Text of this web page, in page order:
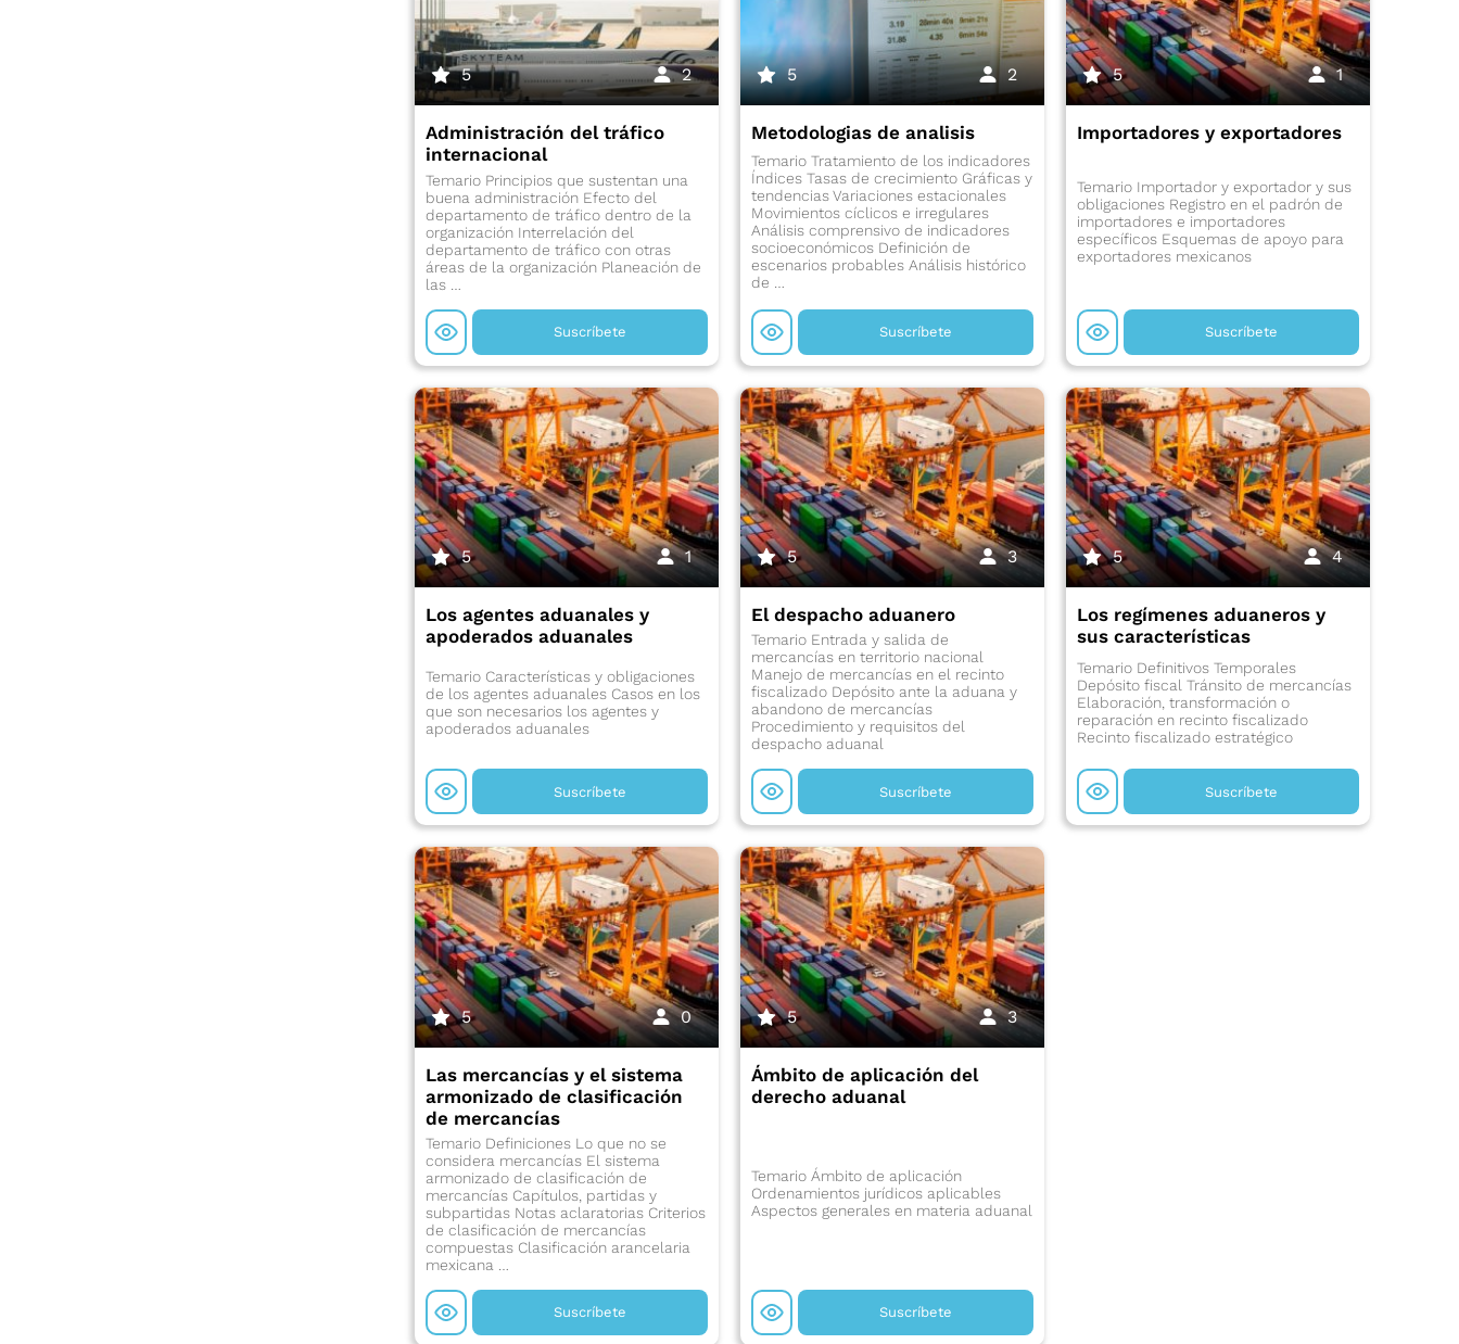
5 2
Administración del tráfico
internacional
Temario Principios que sustentan una
buena administración Efecto del
departamento de tráfico dentro de la
organización Interrelación del
departamento de tráfico con otras
áreas de la organización Planeación de
las …
Suscríbete
5 2
Metodologi­as de analisis
Temario Tratamiento de los indicadores
Índices Tasas de crecimiento Gráficas y
tendencias Variaciones estacionales
Movimientos cíclicos e irregulares
Análisis comprensivo de indicadores
socioeconómicos Definición de
escenarios probables Análisis histórico
de …
Suscríbete
5 1
Importadores y exportadores
Temario Importador y exportador y sus
obligaciones Registro en el padrón de
importadores e importadores
específicos Esquemas de apoyo para
exportadores mexicanos
Suscríbete
5 1
Los agentes aduanales y
apoderados aduanales
Temario Características y obligaciones
de los agentes aduanales Casos en los
que son necesarios los agentes y
apoderados aduanales
Suscríbete
5 3
El despacho aduanero
Temario Entrada y salida de
mercancías en territorio nacional
Manejo de mercancías en el recinto
fiscalizado Depósito ante la aduana y
abandono de mercancías
Procedimiento y requisitos del
despacho aduanal
Suscríbete
5 4
Los regímenes aduaneros y
sus características
Temario Definitivos Temporales
Depósito fiscal Tránsito de mercancías
Elaboración, transformación o
reparación en recinto fiscalizado
Recinto fiscalizado estratégico
Suscríbete
5 0
Las mercancías y el sistema
armonizado de clasificación
de mercancías
Temario Definiciones Lo que no se
considera mercancías El sistema
armonizado de clasificación de
mercancías Capítulos, partidas y
subpartidas Notas aclaratorias Criterios
de clasificación de mercancías
compuestas Clasificación arancelaria
mexicana …
Suscríbete
5 3
Ámbito de aplicación del
derecho aduanal
Temario Ámbito de aplicación
Ordenamientos jurídicos aplicables
Aspectos generales en materia aduanal
Suscríbete